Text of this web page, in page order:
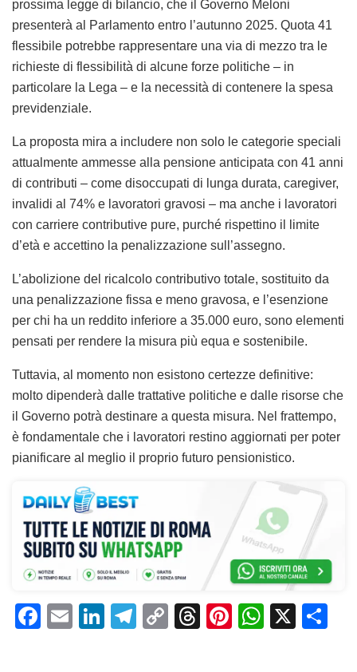
prossima legge di bilancio, che il Governo Meloni
presenterà al Parlamento entro l’autunno 2025. Quota 41
flessibile potrebbe rappresentare una via di mezzo tra le
richieste di flessibilità di alcune forze politiche – in
particolare la Lega – e la necessità di contenere la spesa
previdenziale.
La proposta mira a includere non solo le categorie speciali
attualmente ammesse alla pensione anticipata con 41 anni
di contributi – come disoccupati di lunga durata, caregiver,
invalidi al 74% e lavoratori gravosi – ma anche i lavoratori
con carriere contributive pure, purché rispettino il limite
d’età e accettino la penalizzazione sull’assegno.
L’abolizione del ricalcolo contributivo totale, sostituito da
una penalizzazione fissa e meno gravosa, e l’esenzione
per chi ha un reddito inferiore a 35.000 euro, sono elementi
pensati per rendere la misura più equa e sostenibile.
Tuttavia, al momento non esistono certezze definitive:
molto dipenderà dalle trattative politiche e dalle risorse che
il Governo potrà destinare a questa misura. Nel frattempo,
è fondamentale che i lavoratori restino aggiornati per poter
pianificare al meglio il proprio futuro pensionistico.
F
E
Li T
C
T
Pi W X